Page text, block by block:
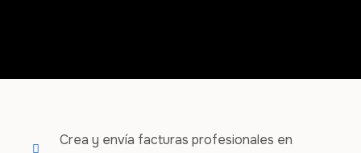
Crea y envía facturas profesionales en